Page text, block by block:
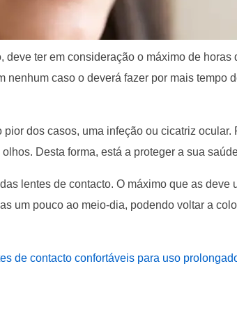
ter em consideração o máximo de horas
caso o deverá fazer por mais tempo
dos casos, uma infeção ou cicatriz ocular.
Desta forma, está a proteger a sua
lentes de contacto. O máximo que as deve
um pouco ao meio-dia, podendo voltar a
de contacto confortáveis para uso